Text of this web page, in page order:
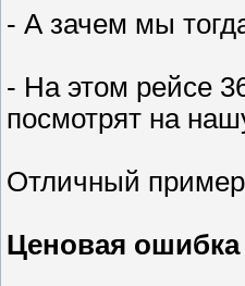
- А зачем мы
- На этом рейсе
посмотрят на
Отличный пример
Ценовая ошибка